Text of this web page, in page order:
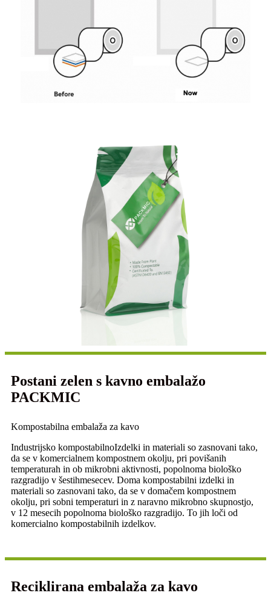
Postani zelen s kavno embalažo
PACKMIC
Kompostabilna embalaža za kavo
Industrijsko kompostabilnoIzdelki in materiali so zasnovani tako,
da se v komercialnem kompostnem okolju, pri povišanih
temperaturah in ob mikrobni aktivnosti, popolnoma biološko
razgradijo v šestihmesecev. Doma kompostabilni izdelki in
materiali so zasnovani tako, da se v domačem kompostnem
okolju, pri sobni temperaturi in z naravno mikrobno skupnostjo,
v 12 mesecih popolnoma biološko razgradijo. To jih loči od
komercialno kompostabilnih izdelkov.
Reciklirana embalaža za kavo